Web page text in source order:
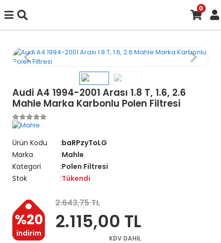
0
Audi A4 1994-2001 Arası 1.8 T, 1.6, 2.6
Mahle Marka Karbonlu Polen Filtresi
Ürün Kodu
baRPzyToLG
Marka
Mahle
Kategori
Polen Filtresi
Stok
Tükendi
%20
indirim
2.643,75 TL
2.115,00 TL
KDV DAHİL